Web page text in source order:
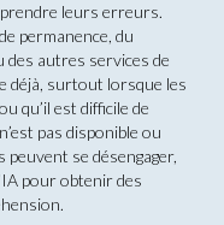
leurs erreurs.
permanence, du
des autres services de
déjà, surtout lorsque les
qu’il est difficile de
pas disponible ou
se désengager,
pour obtenir des